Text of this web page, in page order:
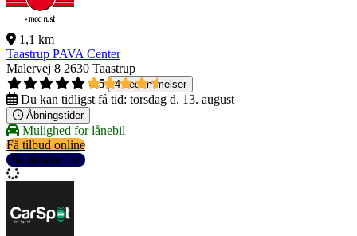
1,1 km
Taastrup PAVA Center
Malervej 8 2630 Taastrup
4,5
4 bedømmelser
Du kan tidligst få tid: torsdag d. 13. august
Åbningstider
Mulighed for lånebil
Få tilbud online
Se detaljer